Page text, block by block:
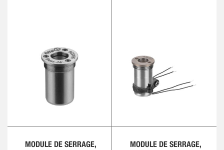
MODULE DE SERRAGE,
MODULE DE SERRAGE,